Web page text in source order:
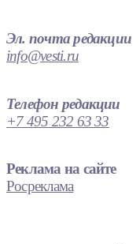
Эл. почта редакции
info@vesti.ru
Телефон редакции
+7 495 232 63 33
Реклама на сайте
Росреклама